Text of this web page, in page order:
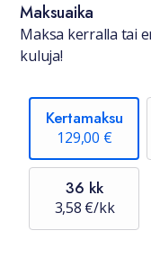
Maksuaika
Maksa kerralla tai
kuluja!
Kertamaksu
129,00 €
36 kk
3,58 €/kk